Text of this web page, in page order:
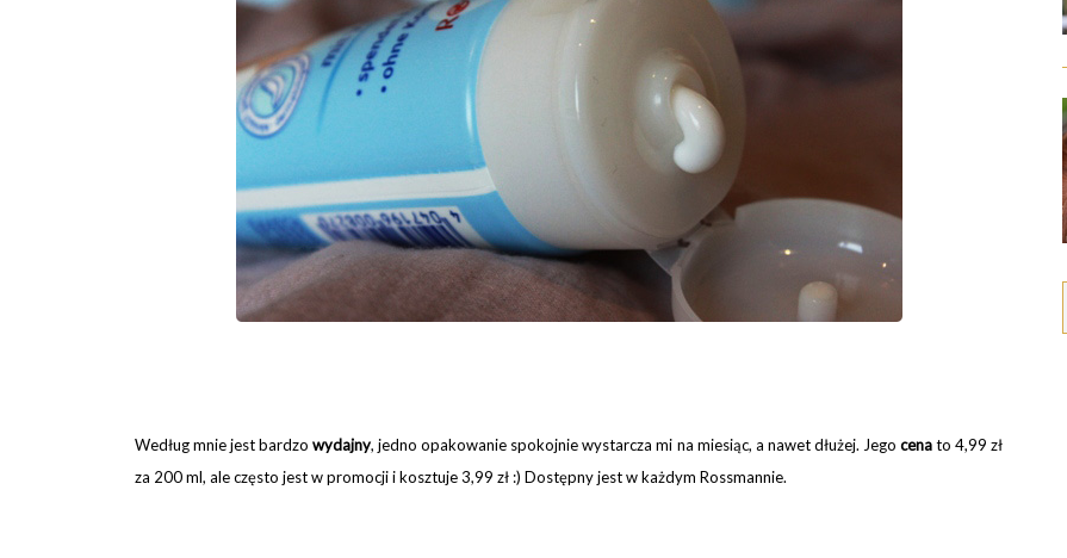
Według mnie jest bardzowydajny, jedno opakowanie spokojnie wystarcza mi na miesiąc, a nawet dłużej. Jego cenato 4,99 zł
za 200 ml, ale często jest w promocji i kosztuje 3,99 zł :) Dostępny jest w każdym Rossmannie.